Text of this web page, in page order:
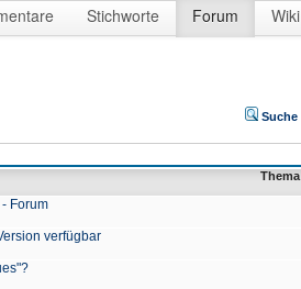
Stichworte Forum Wiki
Suche
Thema
Forum
verfügbar